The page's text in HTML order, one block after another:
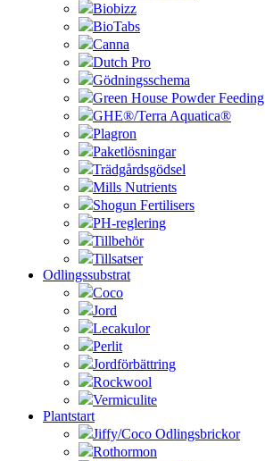
Biobizz
BioTabs
Canna
Dutch Pro
Gödningsschema
Green House Powder Feeding
GHE®/Terra Aquatica®
Plagron
Paketlösningar
Trädgårdsgödsel
Mills Nutrients
Shogun Fertilisers
PH-reglering
Tillbehör
Tillsatser
Odlingssubstrat
Coco
Jord
Lecakulor
Perlit
Jordförbättring
Rockwool
Vermiculite
Plantstart
Jiffy/Coco Odlingsbrickor
Rothormon